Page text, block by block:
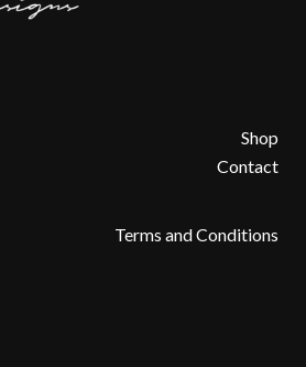
Shop
Contact
Terms and Conditions